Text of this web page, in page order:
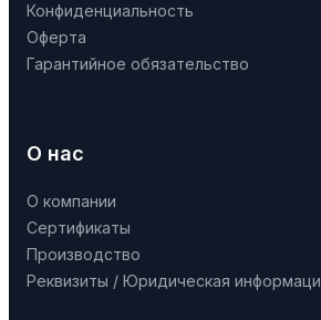
Конфиденциальность
Оферта
Гарантийное обязательство
О нас
О компании
Сертификаты
Производство
Реквизиты / Юридическая